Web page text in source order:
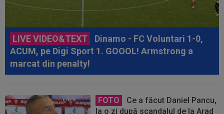
LIVE VIDEO&TEXT
Dinamo - FC Voluntari 1-0,
ACUM, pe Digi Sport 1. GOOOL! Armstrong a
marcat din penalty!
FOTO
Ce a făcut Daniel Pancu,
la o zi după scandalul de la Arad